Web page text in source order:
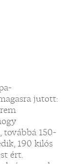
jutott:
továbbá 150-
190 kilós
ért.